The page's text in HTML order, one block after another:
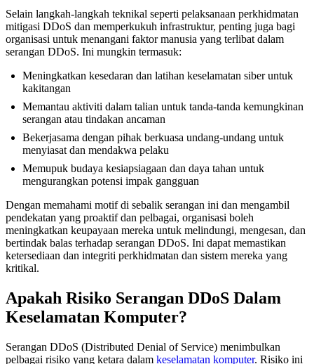
Selain langkah-langkah teknikal seperti pelaksanaan perkhidmatan
mitigasi DDoS dan memperkukuh infrastruktur, penting juga bagi
organisasi untuk menangani faktor manusia yang terlibat dalam
serangan DDoS. Ini mungkin termasuk:
Meningkatkan kesedaran dan latihan keselamatan siber untuk
kakitangan
Memantau aktiviti dalam talian untuk tanda-tanda kemungkinan
serangan atau tindakan ancaman
Bekerjasama dengan pihak berkuasa undang-undang untuk
menyiasat dan mendakwa pelaku
Memupuk budaya kesiapsiagaan dan daya tahan untuk
mengurangkan potensi impak gangguan
Dengan memahami motif di sebalik serangan ini dan mengambil
pendekatan yang proaktif dan pelbagai, organisasi boleh
meningkatkan keupayaan mereka untuk melindungi, mengesan, dan
bertindak balas terhadap serangan DDoS. Ini dapat memastikan
ketersediaan dan integriti perkhidmatan dan sistem mereka yang
kritikal.
Apakah Risiko Serangan DDoS Dalam
Keselamatan Komputer?
Serangan DDoS (Distributed Denial of Service) menimbulkan
pelbagai risiko yang ketara dalam keselamatan komputer. Risiko ini